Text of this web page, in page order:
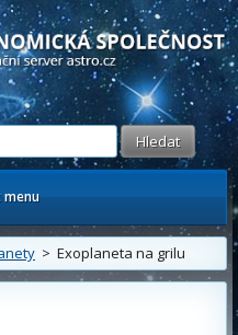
astronomický server
> Exoplaneta na grilu